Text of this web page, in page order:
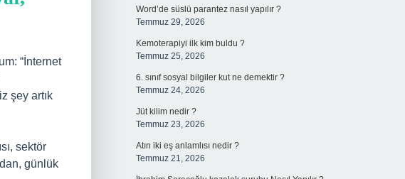
“İnternet
şey artık
sektör
günlük
Word’de süslü parantez nasıl yapılır ?
Temmuz 29, 2026
Kemoterapiyi ilk kim buldu ?
Temmuz 25, 2026
6. sınıf sosyal bilgiler kut ne demektir ?
Temmuz 24, 2026
Jüt kilim nedir ?
Temmuz 23, 2026
Atın iki eş anlamlısı nedir ?
Temmuz 21, 2026